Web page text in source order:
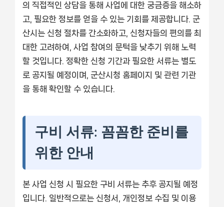
의 직접적인 상담을 통해 사업에 대한 궁금증을 해소하
고, 필요한 정보를 얻을 수 있는 기회를 제공합니다. 군
산시는 신청 절차를 간소화하고, 신청자들의 편의를 최
대한 고려하여, 사업 참여의 문턱을 낮추기 위해 노력
할 것입니다. 정확한 신청 기간과 필요한 서류는 별도
로 공지될 예정이며, 군산시청 홈페이지 및 관련 기관
을 통해 확인할 수 있습니다.
구비 서류: 꼼꼼한 준비를
위한 안내
본 사업 신청 시 필요한 구비 서류는 추후 공지될 예정
입니다. 일반적으로는 신청서, 개인정보 수집 및 이용